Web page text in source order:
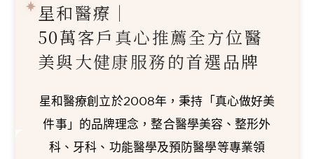
星和醫療｜
50萬客戶真心推薦全方位醫
美與大健康服務的首選品牌
星和醫療創立於2008年，秉持「真心做好美
件事」的品牌理念，整合醫學美容、整形外
科、牙科、功能醫學及預防醫學等專業領